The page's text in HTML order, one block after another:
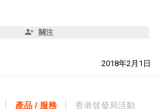
關注
2018年2月1日
產品 / 服務 香港貿發局活動